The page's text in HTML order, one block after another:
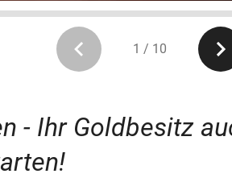
1 / 10
- Ihr Goldbesitz